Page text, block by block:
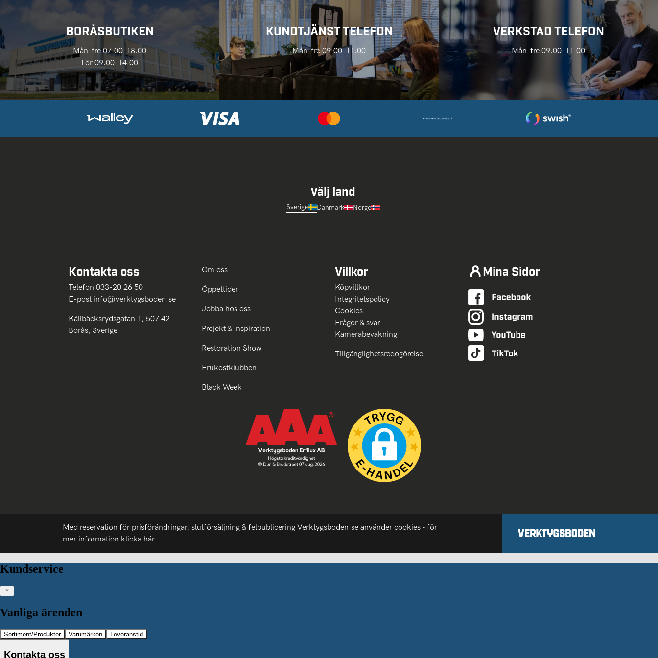
BORÅSBUTIKEN
Mån-fre 07.00-18.00
Lör 09.00-14.00
KUNDTJÄNST TELEFON
Mån-fre 09.00-11.00
VERKSTAD TELEFON
Mån-fre 09.00-11.00
Välj land
Sverige Danmark Norge
Kontakta oss
Telefon 033-20 26 50
E-post info@verktygsboden.se
Källbäcksrydsgatan 1, 507 42
Borås, Sverige
Om oss
Öppettider
Jobba hos oss
Projekt & inspiration
Restoration Show
Frukostklubben
Black Week
Villkor
Köpvillkor
Integritetspolicy
Cookies
Frågor & svar
Kamerabevakning
Tillgänglighetsredogörelse
Mina Sidor
Med reservation för prisförändringar, slutförsäljning & felpublicering Verktygsboden.se använder cookies - för
mer information klicka här.